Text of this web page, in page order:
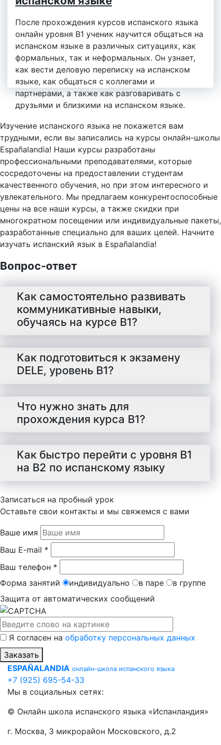
После прохождения курсов испанского языка
онлайн уровня B1 ученик научится общаться на
испанском языке в различных ситуациях, как
формальных, так и неформальных. Он узнает,
как вести деловую переписку на испанском
языке, как общаться с коллегами и
партнерами, а также как разговаривать с
друзьями и близкими на испанском языке.
Изучение испанского языка не покажется вам
трудными, если вы записались на курсы онлайн-школы
Españalandia! Наши курсы разработаны
профессиональными преподавателями, которые
сосредоточены на предоставлении студентам
качественного обучения, но при этом интересного и
увлекательного. Мы предлагаем конкурентоспособные
цены на все наши курсы, а также скидки при
многократном посещении или индивидуальные пакеты,
разработанные специально для ваших целей. Начните
изучать испанский язык в Españalandia!
Вопрос-ответ
Как самостоятельно развивать
коммуникативные навыки,
обучаясь на курсе В1?
Как подготовиться к экзамену
DELE, уровень B1?
Что нужно знать для
прохождения курса B1?
Как быстро перейти с уровня B1
на B2 по испанскому языку
Записаться на пробный урок
Оставьте свои контакты и мы свяжемся с вами
Ваше имя
Ваш E-mail *
Ваш телефон *
Форма занятий
индивидуально в паре
в группе
Защита от автоматических сообщений
Я согласен на обработку персональных данных
Заказать
ESPAÑALANDIA онлайн-школа испанского языка
+7 (925) 695-54-33
Мы в социальных сетях:
© Онлайн школа испанского языка «Испанландия»
г. Москва, 3 микрорайон Московского, д.2